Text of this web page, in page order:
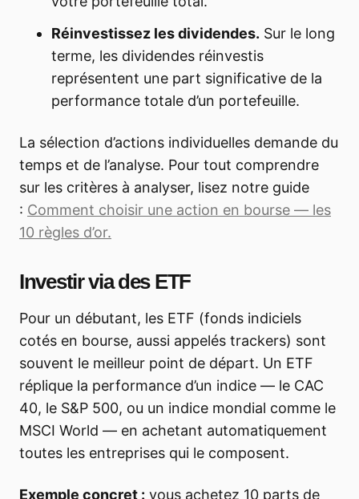
Réinvestissez les dividendes. Sur le long
terme, les dividendes réinvestis
représentent une part significative de la
performance totale d’un portefeuille.
La sélection d’actions individuelles demande du
temps et de l’analyse. Pour tout comprendre
sur les critères à analyser, lisez notre guide
: Comment choisir une action en bourse — les
10 règles d’or.
Investir via des ETF
Pour un débutant, les ETF (fonds indiciels
cotés en bourse, aussi appelés trackers) sont
souvent le meilleur point de départ. Un ETF
réplique la performance d’un indice — le CAC
40, le S&P 500, ou un indice mondial comme le
MSCI World — en achetant automatiquement
toutes les entreprises qui le composent.
Exemple concret : vous achetez 10 parts de